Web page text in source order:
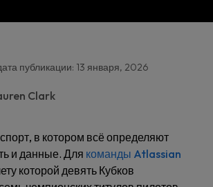
публикации: 13 января, 2026
Clark
в котором всё определяют
и данные. Для команды Atlassian
которой девять Кубков